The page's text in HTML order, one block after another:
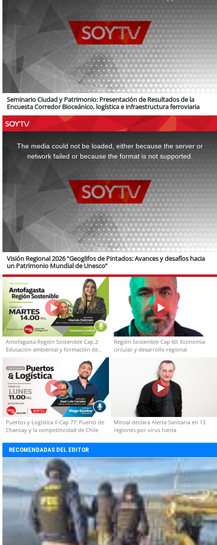
Seminario Ciudad y Patrimonio: Presentación de Resultados de la
Encuesta Corredor Bioceánico, logística e infraestructura ferroviaria
The media could not be loaded, either because the server or
network failed or because the format is not supported.
Visión Regional 2026 “Geoglifos de Pintados: Avances y desafíos hacia
un Patrimonio Mundial de Unesco”
Antofagasta Región Sostenible Cap.2:
Educación ambiental y formación de
capacidades técnicas
Región Sostenible Cap 60: Economía
circular y desarrollo regional
Puertos y Logística II Cap 77: Puerto de
Chancay y la competitividad de Chile
Minsal declara Alerta Sanitaria en 13
regiones por virus hanta
RECOMENDADAS DEL EDITOR